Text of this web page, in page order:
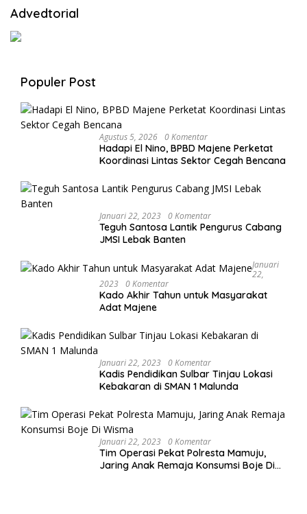
Advedtorial
Populer Post
Agustus 5, 2026 0 Komentar
Hadapi El Nino, BPBD Majene Perketat
Koordinasi Lintas Sektor Cegah Bencana
Januari 22, 2023 0 Komentar
Teguh Santosa Lantik Pengurus Cabang
JMSI Lebak Banten
Januari
22,
2023 0 Komentar
Kado Akhir Tahun untuk Masyarakat
Adat Majene
Januari 22, 2023 0 Komentar
Kadis Pendidikan Sulbar Tinjau Lokasi
Kebakaran di SMAN 1 Malunda
Januari 22, 2023 0 Komentar
Tim Operasi Pekat Polresta Mamuju,
Jaring Anak Remaja Konsumsi Boje Di